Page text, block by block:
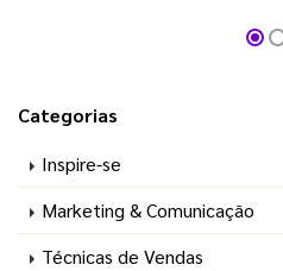
Categorias
Inspire-se
Marketing & Comunicação
Técnicas de Vendas